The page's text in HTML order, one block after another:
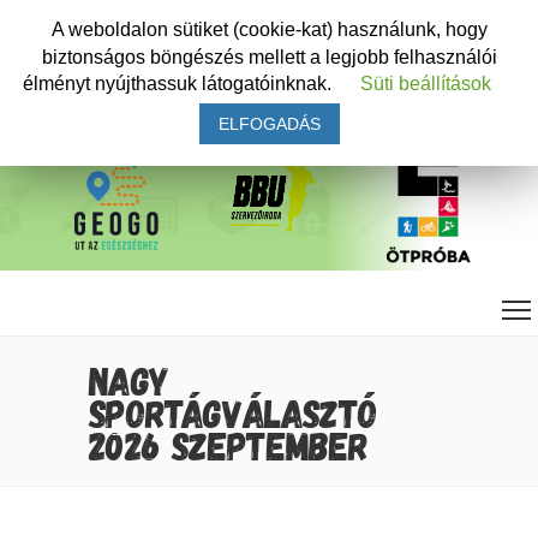
NAGY
SPORTÁGVÁLASZTÓ
2026 SZEPTEMBER
A weboldalon sütiket (cookie-kat) használunk, hogy
biztonságos böngészés mellett a legjobb felhasználói
élményt nyújthassuk látogatóinknak.
Süti beállítások
ELFOGADÁS